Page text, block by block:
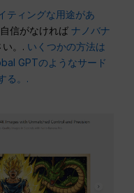
ティングな用途があ
信がなければ ナノバナ
い。. いくつかの方法は
GPTのようなサード
る。.